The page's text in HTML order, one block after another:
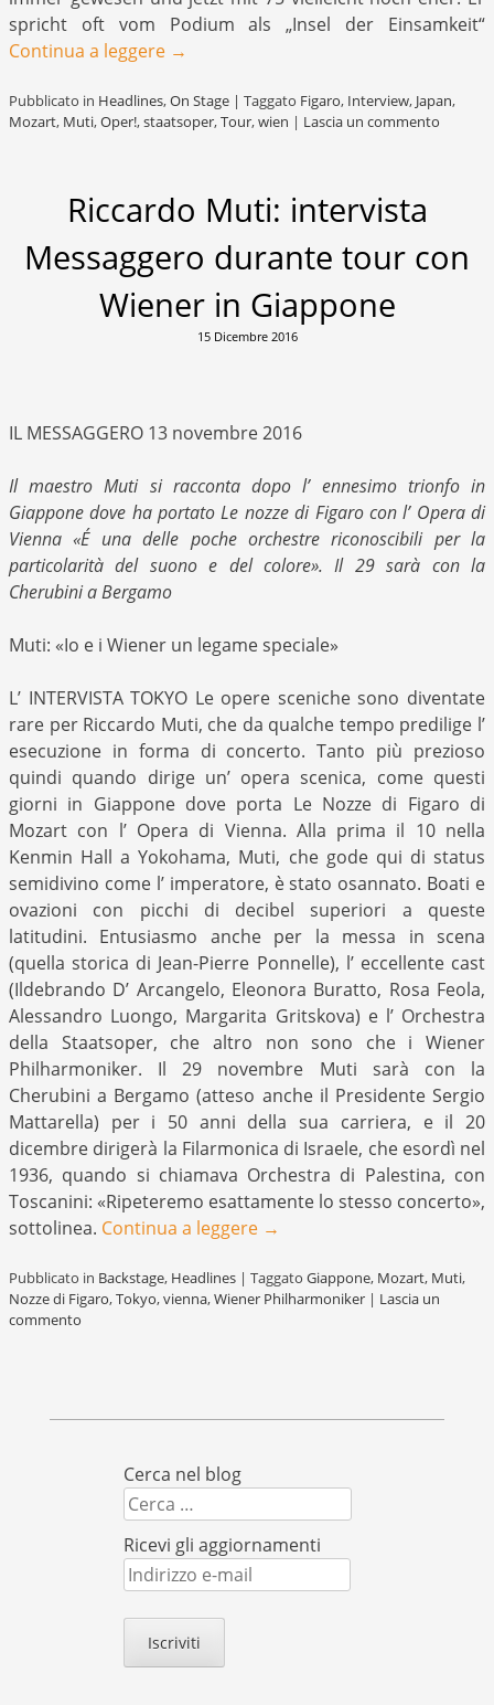
spricht oft vom Podium als „Insel der Einsamkeit“
Continua a leggere →
Pubblicato in Headlines,On Stage | Taggato Figaro, Interview, Japan,
Mozart, Muti,Oper!,staatsoper,Tour,wien | Lascia un commento
Riccardo Muti: intervista
Messaggero durante tour con
Wiener in Giappone
15 Dicembre 2016
IL MESSAGGERO 13 novembre 2016
Il maestro Muti si racconta dopo l’ ennesimo trionfo in
Giappone dove ha portato Le nozze di Figaro con l’ Opera di
Vienna «É una delle poche orchestre riconoscibili per la
particolarità del suono e del colore». Il 29 sarà con la
Cherubini a Bergamo
Muti: «Io e i Wiener un legame speciale»
L’ INTERVISTA TOKYO Le opere sceniche sono diventate
rare per Riccardo Muti, che da qualche tempo predilige l’
esecuzione in forma di concerto. Tanto più prezioso
quindi quando dirige un’ opera scenica, come questi
giorni in Giappone dove porta Le Nozze di Figaro di
Mozart con l’ Opera di Vienna. Alla prima il 10 nella
Kenmin Hall a Yokohama, Muti, che gode qui di status
semidivino come l’ imperatore, è stato osannato. Boati e
ovazioni con picchi di decibel superiori a queste
latitudini. Entusiasmo anche per la messa in scena
(quella storica di Jean-Pierre Ponnelle), l’ eccellente cast
(Ildebrando D’ Arcangelo, Eleonora Buratto, Rosa Feola,
Alessandro Luongo, Margarita Gritskova) e l’ Orchestra
della Staatsoper, che altro non sono che i Wiener
Philharmoniker. Il 29 novembre Muti sarà con la
Cherubini a Bergamo (atteso anche il Presidente Sergio
Mattarella) per i 50 anni della sua carriera, e il 20
dicembre dirigerà la Filarmonica di Israele, che esordì nel
1936, quando si chiamava Orchestra di Palestina, con
Toscanini: «Ripeteremo esattamente lo stesso concerto»,
sottolinea. Continua a leggere →
Pubblicato in Backstage, Headlines | Taggato Giappone, Mozart, Muti,
Nozze di Figaro,Tokyo,vienna,Wiener Philharmoniker | Lascia un
commento
Cerca nel blog
Cerca
Ricevi gli aggiornamenti
Indirizzo
e-
mail